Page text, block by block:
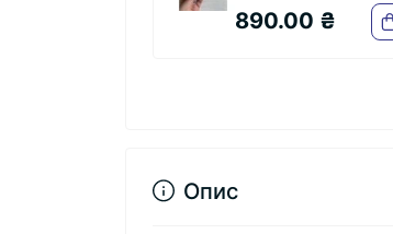
235.00 ₴
Опис